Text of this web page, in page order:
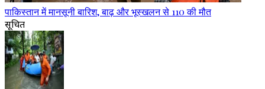
पाकिस्तान में मानसूनी बारिश, बाढ़ और भूस्खलन से 110 की मौत
सूचित